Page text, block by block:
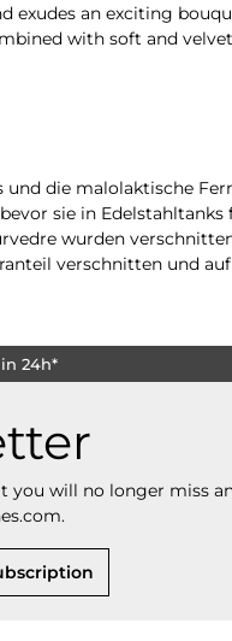
an exciting
with soft and
die malolaktische
sie in
wurden
verschnitten und
24h*
you will no longer miss